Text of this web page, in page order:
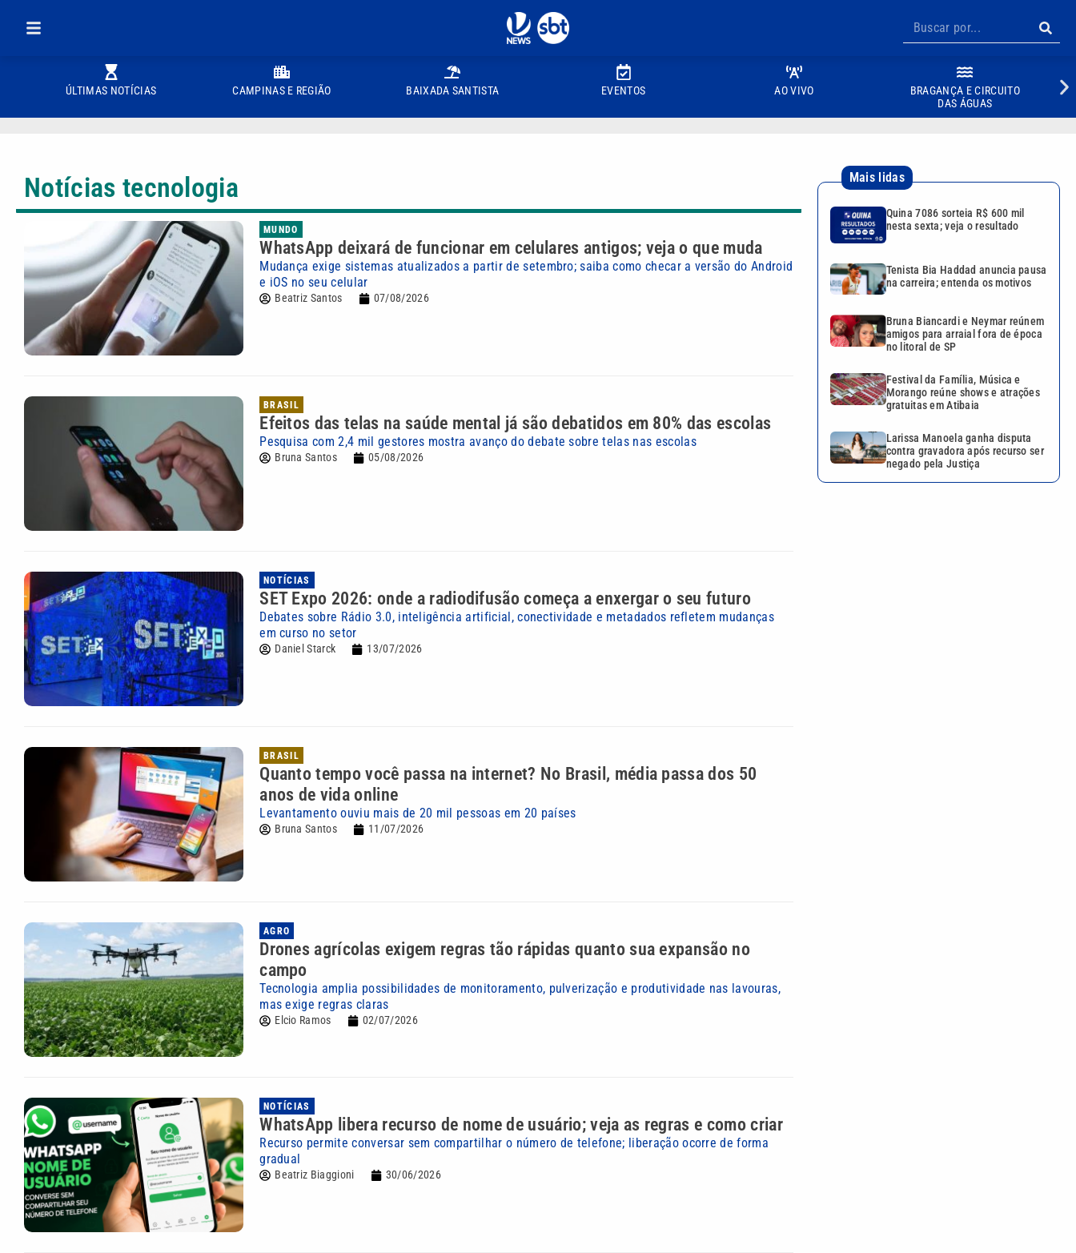
ÚLTIMAS NOTÍCIAS CAMPINAS E REGIÃO BAIXADA SANTISTA EVENTOS AO VIVO
BRAGANÇA E CIRCUITO
DAS ÁGUAS
Notícias tecnologia
MUNDO
WhatsApp deixará de funcionar em celulares antigos; veja o que muda
Mudança exige sistemas atualizados a partir de setembro; saiba como checar a versão do Android
e iOS no seu celular
Beatriz Santos 07/08/2026
BRASIL
Efeitos das telas na saúde mental já são debatidos em 80% das escolas
Pesquisa com 2,4 mil gestores mostra avanço do debate sobre telas nas escolas
Bruna Santos 05/08/2026
NOTÍCIAS
SET Expo 2026: onde a radiodifusão começa a enxergar o seu futuro
Debates sobre Rádio 3.0, inteligência artificial, conectividade e metadados refletem mudanças
em curso no setor
Daniel Starck 13/07/2026
BRASIL
Quanto tempo você passa na internet? No Brasil, média passa dos 50
anos de vida online
Levantamento ouviu mais de 20 mil pessoas em 20 países
Bruna Santos 11/07/2026
AGRO
Drones agrícolas exigem regras tão rápidas quanto sua expansão no
campo
Tecnologia amplia possibilidades de monitoramento, pulverização e produtividade nas lavouras,
mas exige regras claras
Elcio Ramos 02/07/2026
NOTÍCIAS
WhatsApp libera recurso de nome de usuário; veja as regras e como criar
Recurso permite conversar sem compartilhar o número de telefone; liberação ocorre de forma
gradual
Beatriz Biaggioni 30/06/2026
Mais lidas
Quina 7086 sorteia R$ 600 mil
nesta sexta; veja o resultado
Tenista Bia Haddad anuncia pausa
na carreira; entenda os motivos
Bruna Biancardi e Neymar reúnem
amigos para arraial fora de época
no litoral de SP
Festival da Família, Música e
Morango reúne shows e atrações
gratuitas em Atibaia
Larissa Manoela ganha disputa
contra gravadora após recurso ser
negado pela Justiça